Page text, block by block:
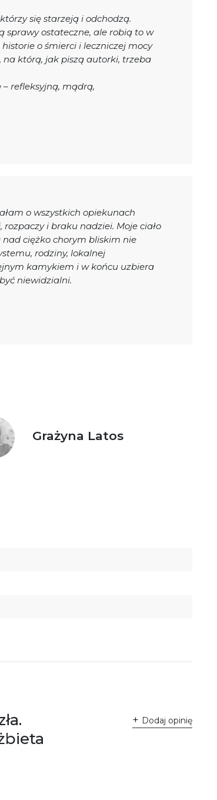
się starzeją i odchodzą.
sprawy ostateczne, ale robią to w
o śmierci i leczniczej mocy
na którą, jak piszą autorki, trzeba
refleksyjną, mądrą,
o wszystkich opiekunach
i braku nadziei. Moje ciało
nad ciężko chorym bliskim nie
rodziny, lokalnej
kamykiem i w końcu uzbiera
niewidzialni.
Grażyna Latos
Sp. z o.o.
Dodaj opinię